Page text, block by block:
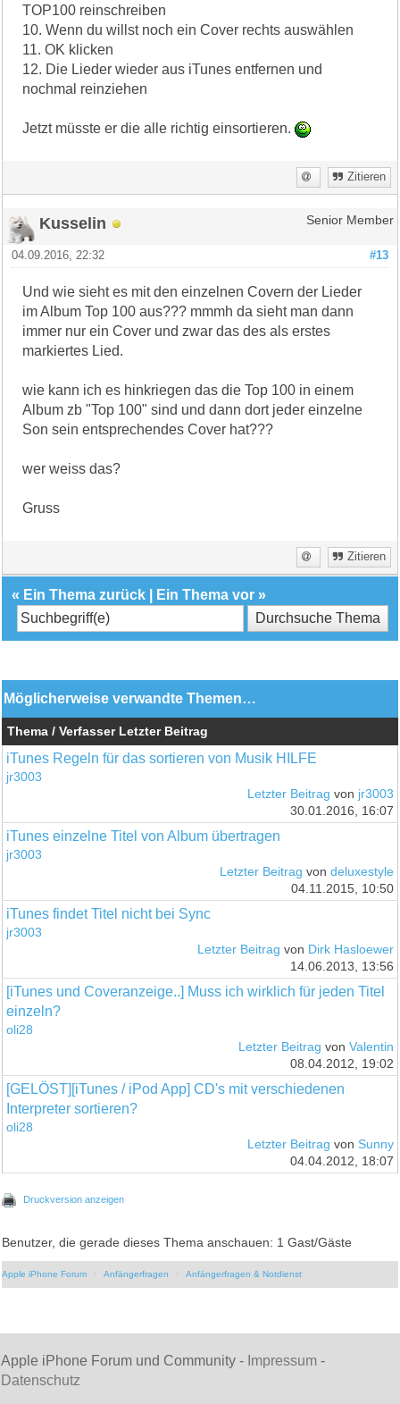
TOP100 reinschreiben
10. Wenn du willst noch ein Cover rechts auswählen
11. OK klicken
12. Die Lieder wieder aus iTunes entfernen und
nochmal reinziehen
Jetzt müsste er die alle richtig einsortieren.
Zitieren
Kusselin Senior Member
#13
04.09.2016, 22:32
Und wie sieht es mit den einzelnen Covern der Lieder
im Album Top 100 aus??? mmmh da sieht man dann
immer nur ein Cover und zwar das des als erstes
markiertes Lied.
wie kann ich es hinkriegen das die Top 100 in einem
Album zb "Top 100" sind und dann dort jeder einzelne
Son sein entsprechendes Cover hat???
wer weiss das?
Gruss
Zitieren
« Ein Thema zurück Ein Thema vor »
Möglicherweise verwandte Themen…
Thema / Verfasser Letzter Beitrag
iTunes Regeln für das sortieren von Musik HILFE
jr3003
Letzter Beitrag von jr3003
30.01.2016, 16:07
iTunes einzelne Titel von Album übertragen
jr3003
Letzter Beitrag von deluxestyle
04.11.2015, 10:50
iTunes findet Titel nicht bei Sync
jr3003
Letzter Beitrag von Dirk Hasloewer
14.06.2013, 13:56
[iTunes und Coveranzeige..] Muss ich wirklich für jeden Titel
einzeln?
oli28
Letzter Beitrag von Valentin
08.04.2012, 19:02
[GELÖST][iTunes / iPod App] CD's mit verschiedenen
Interpreter sortieren?
oli28
Letzter Beitrag von Sunny
04.04.2012, 18:07
Druckversion anzeigen
Benutzer, die gerade dieses Thema anschauen: 1 Gast/Gäste
Apple iPhone Forum Anfängerfragen Anfängerfragen & Notdienst
Apple iPhone Forum und Community - Impressum -
Datenschutz